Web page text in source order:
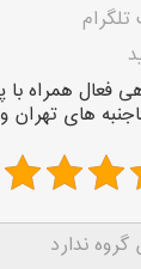
فعال همراه
های تهران
ندارد